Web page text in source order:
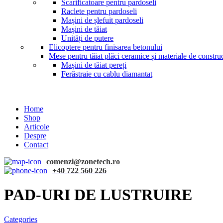
Scarificatoare pentru pardoseli
Raclete pentru pardoseli
Mașini de șlefuit pardoseli
Mașini de tăiat
Unități de putere
Elicoptere pentru finisarea betonului
Mese pentru tăiat plăci ceramice și materiale de
Mașini de tăiat pereți
Ferăstraie cu cablu diamantat
Home
Shop
Articole
Despre
Contact
comenzi@zonetech.ro
+40 722 560 226
PAD-URI DE LUSTRUIRE
Categories